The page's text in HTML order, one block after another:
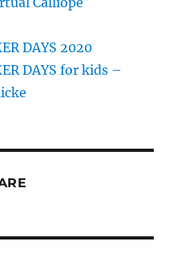
DAYS 2020
DAYS for kids –